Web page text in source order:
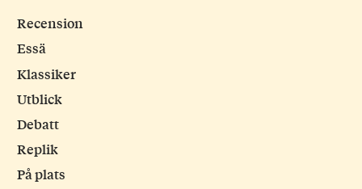
Recension
Essä
Klassiker
Utblick
Debatt
Replik
På plats